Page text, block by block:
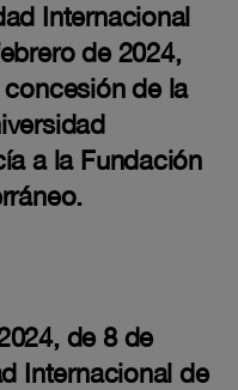
Internacional
de 2024,
de la
a la Fundación
de 8 de
Internacional de